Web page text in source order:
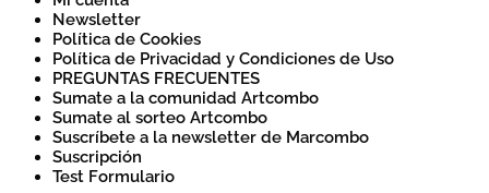
Newsletter
Política de Cookies
Política de Privacidad y Condiciones de Uso
PREGUNTAS FRECUENTES
Sumate a la comunidad Artcombo
Sumate al sorteo Artcombo
Suscríbete a la newsletter de Marcombo
Suscripción
Test Formulario